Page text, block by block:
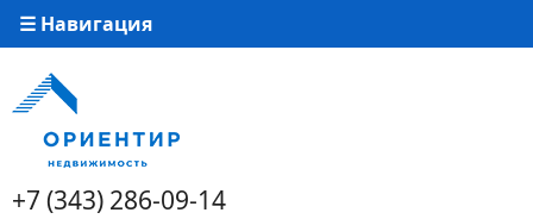
☰ Навигация
+7 (343) 286-09-14